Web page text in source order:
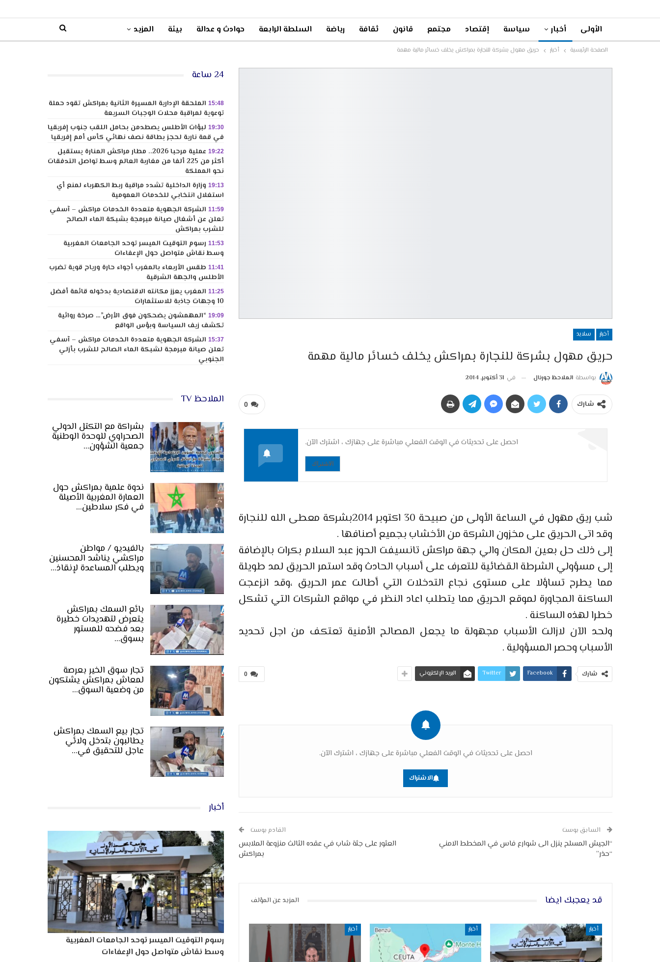
الأولى أخبار سياسة إقتصاد مجتمع قانون ثقافة رياضة السلطة الرابعة حوادث و عدالة بيئة المزيد
الصفحة الرئيسية أخبار حريق مهول بشركة للنجارة بمراكش يخلف خسائر مالية مهمة
أخبار سلايد
حريق مهول بشركة للنجارة بمراكش يخلف خسائر مالية مهمة
بواسطة الملاحظ جورنال في 31 أكتوبر, 2014
0 شارك
احصل على تحديثات في الوقت الفعلي مباشرة على جهازك ، اشترك الآن.
الاشتراك
شب ريق مهول في الساعة الأولى من صبيحة 30 اكتوبر 2014بشركة معطى الله للنجارة
وقد اتى الحريق على مخزون الشركة من الأخشاب بجميع أصنافها .
إلى ذلك حل بعين المكان والي جهة مراكش تانسيفت الحوز عبد السلام بكرات بالإضافة
إلى مسؤولي الشرطة القضائية للتعرف على أسباب الحادث وقد استمر الحريق لمد طويلة
مما يطرح تساؤلا على مستوى نجاع التدخلات التي أطالت عمر الحريق ،وقد انزعجت
الساكنة المجاورة لموقع الحريق مما يتطلب اعاد النظر في مواقع الشركات التي تشكل
خطرا لهذه الساكنة .
ولحد الآن لازالت الأسباب مجهولة ما يجعل المصالح الأمنية تعتكف من اجل تحديد
الأسباب وحصر المسؤولية .
0 شارك Facebook
Twitter البريد الإلكتروني
احصل على تحديثات في الوقت الفعلي مباشرة على جهازك ، اشترك الآن.
الاشتراك
السابق بوست
“الجيش المسلح ينزل الى شوارع فاس في المخطط الامني
“حذر”
القادم بوست
العثور على جثة شاب في عقده الثالث منزوعة الملابس
بمراكش
قد يعجبك ايضا المزيد عن المؤلف
أخبار أخبار أخبار
24 ساعة
15:48 الملحقة الإدارية المسيرة الثانية بمراكش تقود حملة
توعوية لمراقبة محلات الوجبات السريعة
19:30 لبؤات الأطلس يصطدمن بحامل اللقب جنوب إفريقيا
في قمة نارية لحجز بطاقة نصف نهائي كأس أمم إفريقيا
19:22
عملية مرحبا 2026.. مطار مراكش المنارة يستقبل
أكثر من 225 ألفا من مغاربة العالم وسط تواصل التدفقات
نحو المملكة
19:13 وزارة الداخلية تشدد مراقبة ربط الكهرباء لمنع أي
استغلال انتخابي للخدمات العمومية
11:59 الشركة الجهوية متعددة الخدمات مراكش – آسفي
تعلن عن أشغال صيانة مبرمجة بشبكة الماء الصالح
للشرب بمراكش
11:53 رسوم التوقيت الميسر توحد الجامعات المغربية
وسط نقاش متواصل حول الإعفاءات
11:41 طقس الأربعاء بالمغرب أجواء حارة ورياح قوية تضرب
الأطلس والجهة الشرقية
11:25 المغرب يعزز مكانته الاقتصادية بدخوله قائمة أفضل
10 وجهات جاذبة للاستثمارات
19:09 “المهمشون يضحكون فوق الأرض”… صرخة روائية
تكشف زيف السياسة وبؤس الواقع
15:37 الشركة الجهوية متعددة الخدمات مراكش – آسفي
تعلن صيانة مبرمجة لشبكة الماء الصالح للشرب بأزلي
الجنوبي
الملاحظ TV
بشراكة مع التكتل الدولي
الصحراوي للوحدة الوطنية
جمعية الشؤون…
ندوة علمية بمراكش حول
العمارة المغربية الأصيلة
في فكر سلاطين…
بالفيديو / مواطن
مراكشي يناشد المحسنين
ويطلب المساعدة لإنقاذ…
بائع السمك بمراكش
يتعرض لتهديدات خطيرة
بعد فضحه للمستور
بسوق…
تجار سوق الخير بعرصة
لمعاش بمراكش يشتكون
من وضعية السوق…
تجار بيع السمك بمراكش
يطالبون بتدخل ولائي
عاجل للتحقيق في…
أخبار
رسوم التوقيت الميسر توحد الجامعات المغربية
وسط نقاش متواصل حول الإعفاءات